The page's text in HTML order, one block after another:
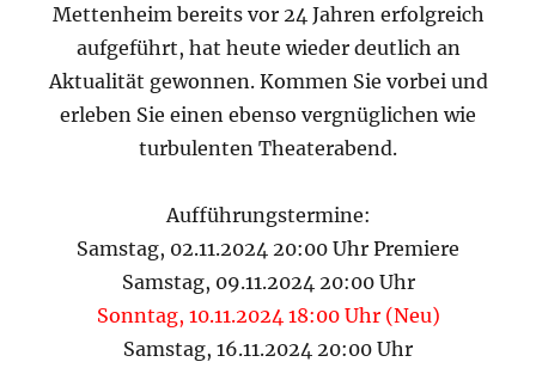
Mettenheim bereits vor 24 Jahren erfolgreich
aufgeführt, hat heute wieder deutlich an
Aktualität gewonnen. Kommen Sie vorbei und
erleben Sie einen ebenso vergnüglichen wie
turbulenten Theaterabend.
Aufführungstermine:
Samstag, 02.11.2024 20:00 Uhr Premiere
Samstag, 09.11.2024 20:00 Uhr
Sonntag, 10.11.2024 18:00 Uhr (Neu)
Samstag, 16.11.2024 20:00 Uhr